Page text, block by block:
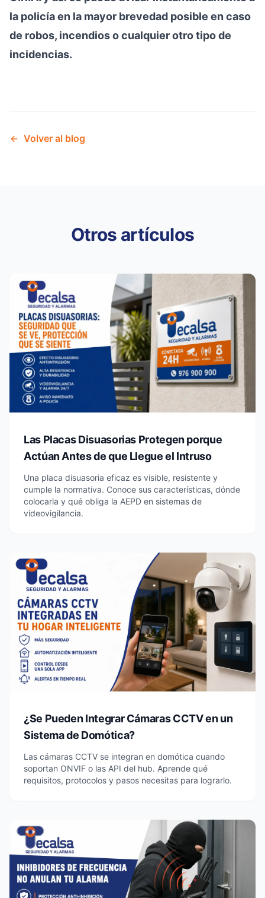
la policía en la mayor brevedad posible en caso
de robos, incendios o cualquier otro tipo de
incidencias.
Volver al blog
Otros artículos
Las Placas Disuasorias Protegen porque
Actúan Antes de que Llegue el Intruso
Una placa disuasoria eficaz es visible, resistente y
cumple la normativa. Conoce sus características, dónde
colocarla y qué obliga la AEPD en sistemas de
videovigilancia.
¿Se Pueden Integrar Cámaras CCTV en un
Sistema de Domótica?
Las cámaras CCTV se integran en domótica cuando
soportan ONVIF o las API del hub. Aprende qué
requisitos, protocolos y pasos necesitas para lograrlo.